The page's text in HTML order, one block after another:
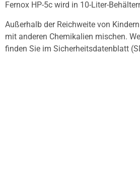
Fernox HP-5c wird in 10-Liter-
Außerhalb der Reichweite von
mit anderen Chemikalien mischen.
finden Sie im Sicherheitsdatenblatt